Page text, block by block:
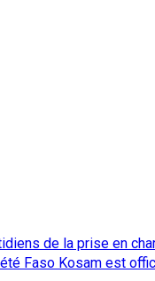
de la prise en
Faso Kosam est